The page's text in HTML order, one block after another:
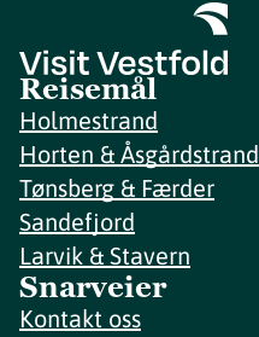
Reisemål
Holmestrand
Horten & Åsgårdstrand
Tønsberg & Færder
Sandefjord
Larvik & Stavern
Snarveier
Kontakt oss